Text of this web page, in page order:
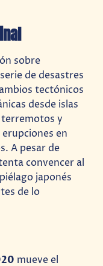
sobre
de desastres
tectónicos
desde islas
y
en
A pesar de
convencer al
japonés
de lo
mueve el